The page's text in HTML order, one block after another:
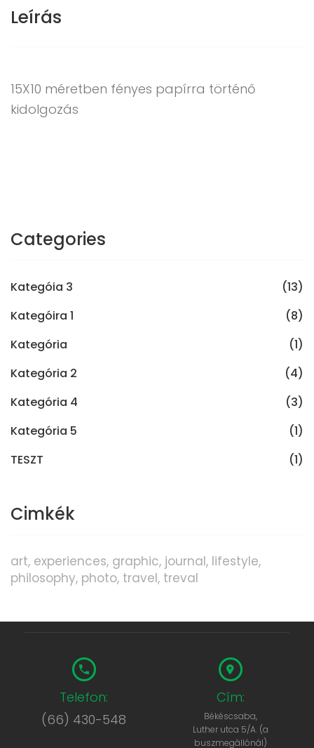
Leírás
15X10 méretben fényes papírra történő
kidolgozás
Categories
Kategóia 3
(13)
Kategóira 1
(8)
Kategória
(1)
Kategória 2
(4)
Kategória 4
(3)
Kategória 5
(1)
TESZT
(1)
Cimkék
art experiences graphic journal lifestyle
philosophy photo travel treval
Telefon:
(66) 430-548
Cím:
Békéscsaba,
Luther utca 5/A. (a
buszmegállónál)